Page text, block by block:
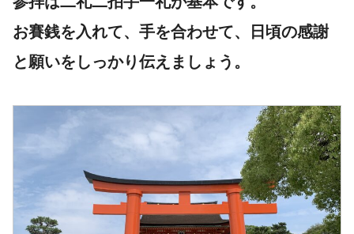
お賽銭を入れて、手を合わせて、日頃の感謝
と願いをしっかり伝えましょう。